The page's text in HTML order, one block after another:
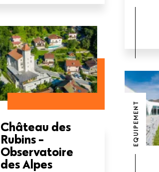
Château des
Rubins -
Observatoire
des Alpes
EQUIPEMENT